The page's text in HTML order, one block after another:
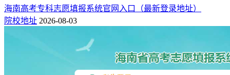
海南高考专科志愿填报系统官网入口（最新登录地址）
院校地址 2026-08-03